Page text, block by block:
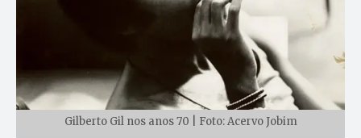
Gilberto Gil nos anos 70 | Foto: Acervo Jobim